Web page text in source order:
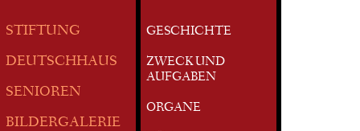
STIFTUNG
DEUTSCHHAUS
SENIOREN
BILDERGALERIE
GESCHICHTE
ZWECK UND
AUFGABEN
ORGANE